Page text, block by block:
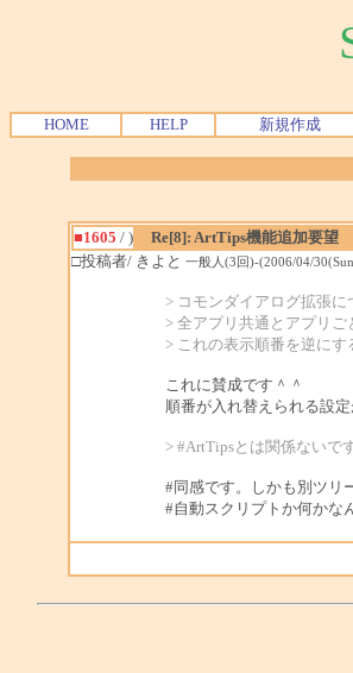
HOME HELP 新規作成
■1605 / )
Re[8]: ArtTips機能追加要望
□投稿者/ きよと 一般人(3回)-(2006/04/
> コモンダイアログ拡張
> 全アプリ共通とアプリ
> これの表示順番を逆に
これに賛成です＾＾
順番が入れ替えられる設
> #ArtTipsとは関係ないで
#同感です。しかも別ツリ
#自動スクリプトか何かな